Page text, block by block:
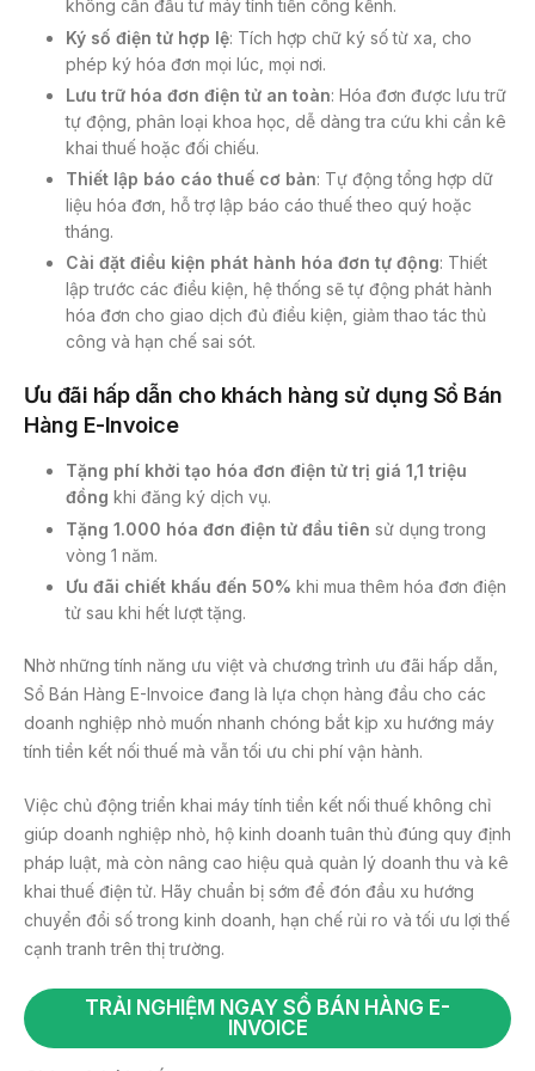
không cần đầu tư máy tính tiền cồng kềnh.
Ký số điện tử hợp lệ: Tích hợp chữ ký số từ xa, cho
phép ký hóa đơn mọi lúc, mọi nơi.
Lưu trữ hóa đơn điện tử an toàn: Hóa đơn được lưu trữ
tự động, phân loại khoa học, dễ dàng tra cứu khi cần kê
khai thuế hoặc đối chiếu.
Thiết lập báo cáo thuế cơ bản: Tự động tổng hợp dữ
liệu hóa đơn, hỗ trợ lập báo cáo thuế theo quý hoặc
tháng.
Cài đặt điều kiện phát hành hóa đơn tự động: Thiết
lập trước các điều kiện, hệ thống sẽ tự động phát hành
hóa đơn cho giao dịch đủ điều kiện, giảm thao tác thủ
công và hạn chế sai sót.
Ưu đãi hấp dẫn cho khách hàng sử dụng Sổ Bán
Hàng E-Invoice
Tặng phí khởi tạo hóa đơn điện tử trị giá 1,1 triệu
đồng khi đăng ký dịch vụ.
Tặng 1.000 hóa đơn điện tử đầu tiên sử dụng trong
vòng 1 năm.
Ưu đãi chiết khấu đến 50% khi mua thêm hóa đơn điện
tử sau khi hết lượt tặng.
Nhờ những tính năng ưu việt và chương trình ưu đãi hấp dẫn,
Sổ Bán Hàng E-Invoice đang là lựa chọn hàng đầu cho các
doanh nghiệp nhỏ muốn nhanh chóng bắt kịp xu hướng máy
tính tiền kết nối thuế mà vẫn tối ưu chi phí vận hành.
Việc chủ động triển khai máy tính tiền kết nối thuế không chỉ
giúp doanh nghiệp nhỏ, hộ kinh doanh tuân thủ đúng quy định
pháp luật, mà còn nâng cao hiệu quả quản lý doanh thu và kê
khai thuế điện tử. Hãy chuẩn bị sớm để đón đầu xu hướng
chuyển đổi số trong kinh doanh, hạn chế rủi ro và tối ưu lợi thế
cạnh tranh trên thị trường.
TRẢI NGHIỆM NGAY SỔ BÁN HÀNG E-
INVOICE